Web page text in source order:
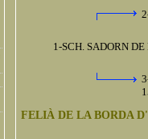
1-SCH. SADORN
FELIÀ DE LA BORDA